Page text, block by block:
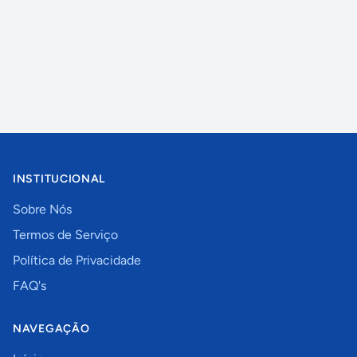
INSTITUCIONAL
Sobre Nós
Termos de Serviço
Política de Privacidade
FAQ's
NAVEGAÇÃO